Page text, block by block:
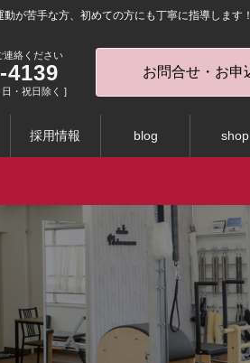
が苦手な方、初めての方にも丁寧に指導します！
連絡ください
4139
・祝日除く ]
お問合せ・お申
採用情報 blog shop